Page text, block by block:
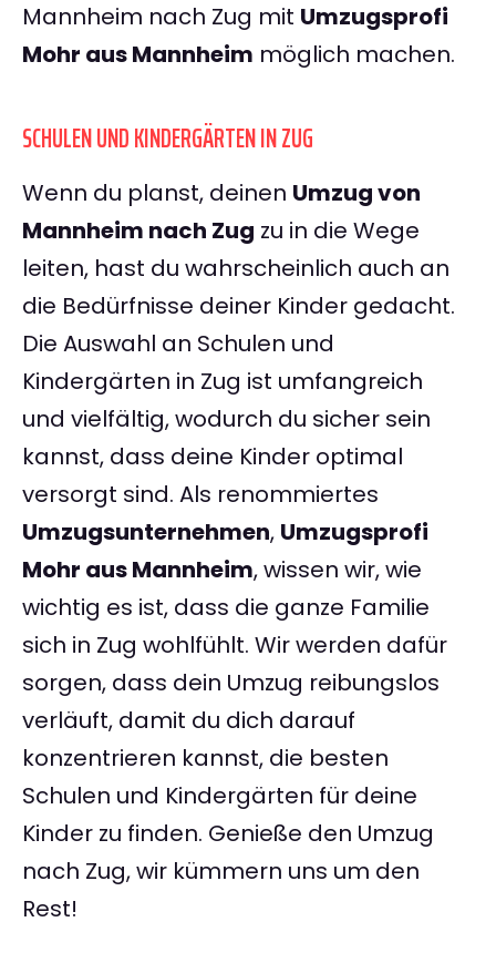
Mannheim nach Zug mit Umzugsprofi
Mohr aus Mannheim möglich machen.
SCHULEN UND KINDERGÄRTEN IN ZUG
Wenn du planst, deinen Umzug von
Mannheim nach Zug zu in die Wege
leiten, hast du wahrscheinlich auch an
die Bedürfnisse deiner Kinder gedacht.
Die Auswahl an Schulen und
Kindergärten in Zug ist umfangreich
und vielfältig, wodurch du sicher sein
kannst, dass deine Kinder optimal
versorgt sind. Als renommiertes
Umzugsunternehmen, Umzugsprofi
Mohr aus Mannheim, wissen wir, wie
wichtig es ist, dass die ganze Familie
sich in Zug wohlfühlt. Wir werden dafür
sorgen, dass dein Umzug reibungslos
verläuft, damit du dich darauf
konzentrieren kannst, die besten
Schulen und Kindergärten für deine
Kinder zu finden. Genieße den Umzug
nach Zug, wir kümmern uns um den
Rest!